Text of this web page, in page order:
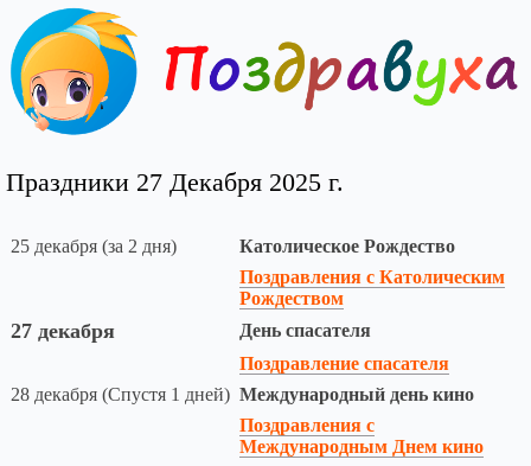
Праздники 27 Декабря 2025 г.
25 декабря (за 2 дня)
Католическое Рождество
Поздравления с Католическим
Рождеством
27 декабря
День спасателя
Поздравление спасателя
28 декабря (Спустя 1 дней) Международный день кино
Поздравления с
Международным Днем кино